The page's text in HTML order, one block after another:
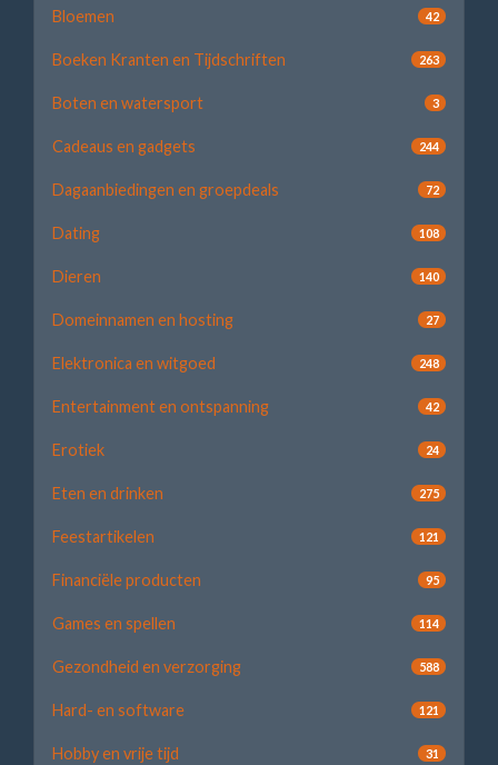
Bloemen 42
Boeken Kranten en Tijdschriften 263
Boten en watersport 3
Cadeaus en gadgets 244
Dagaanbiedingen en groepdeals 72
Dating 108
Dieren 140
Domeinnamen en hosting 27
Elektronica en witgoed 248
Entertainment en ontspanning 42
Erotiek 24
Eten en drinken 275
Feestartikelen 121
Financiële producten 95
Games en spellen 114
Gezondheid en verzorging 588
Hard- en software 121
Hobby en vrije tijd 31